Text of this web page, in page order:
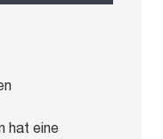
hat eine